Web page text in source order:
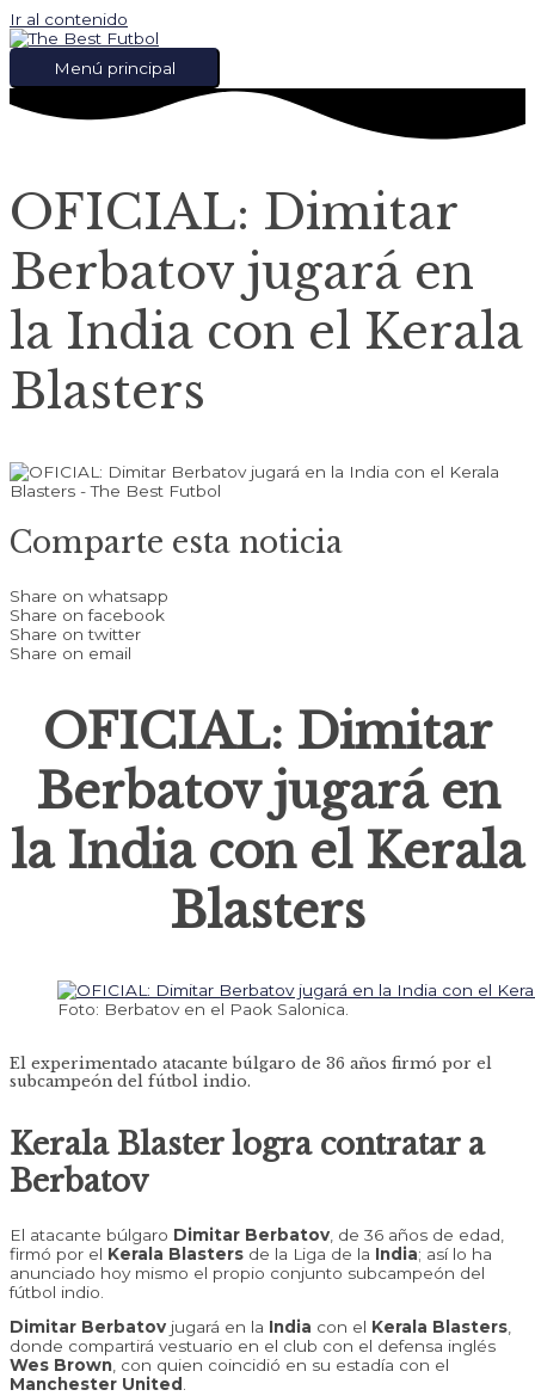
Ir al contenido
Menú principal
OFICIAL: Dimitar
Berbatov jugará en
la India con el Kerala
Blasters
Comparte esta noticia
Share on whatsapp
Share on facebook
Share on twitter
Share on email
OFICIAL: Dimitar
Berbatov jugará en
la India con el Kerala
Blasters
Foto: Berbatov en el Paok Salonica.
El experimentado atacante búlgaro de 36 años firmó por el
subcampeón del fútbol indio.
Kerala Blaster logra contratar a
Berbatov
El atacante búlgaro Dimitar Berbatov , de 36 años de edad,
firmó por el Kerala Blasters de la Liga de la India; así lo ha
anunciado hoy mismo el propio conjunto subcampeón del
fútbol indio.
Dimitar Berbatov jugará en la India con el Kerala Blasters,
donde compartirá vestuario en el club con el defensa inglés
Wes Brown, con quien coincidió en su estadía con el
Manchester United .